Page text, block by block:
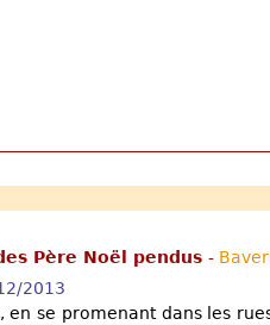
Père Noël pendus -
2013
en se promenant dans les